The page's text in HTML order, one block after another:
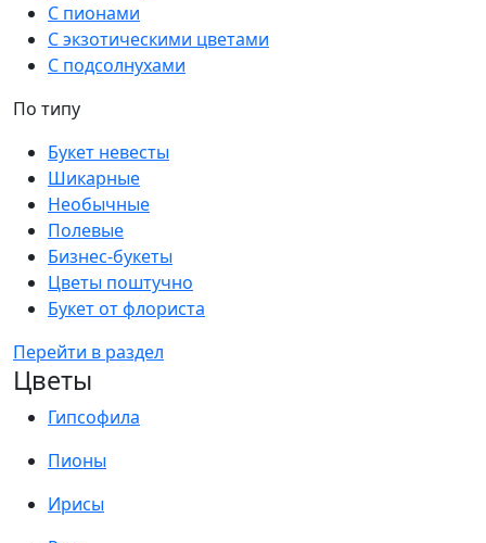
С пионами
С экзотическими цветами
С подсолнухами
По типу
Букет невесты
Шикарные
Необычные
Полевые
Бизнес-букеты
Цветы поштучно
Букет от флориста
Перейти в раздел
Цветы
Гипсофила
Пионы
Ирисы